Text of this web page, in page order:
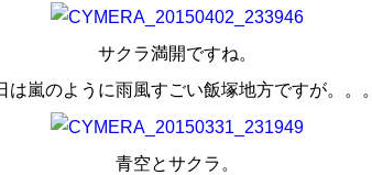
サクラ満開ですね。
は嵐のように雨風すごい飯塚地方ですが。。。
青空とサクラ。